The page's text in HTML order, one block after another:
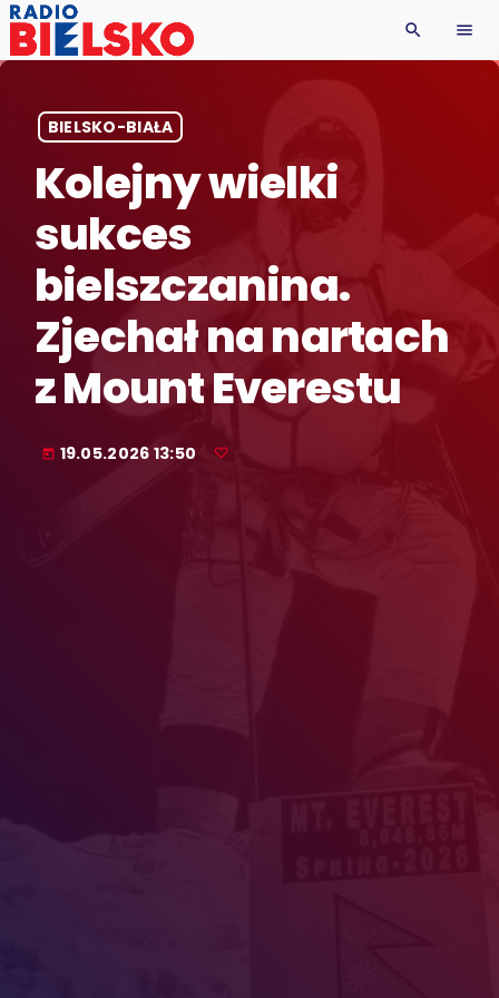
search menu
BIELSKO-BIAŁA
Kolejny wielki
sukces
bielszczanina.
Zjechał na nartach
z Mount Everestu
today 19.05.2026 13:50